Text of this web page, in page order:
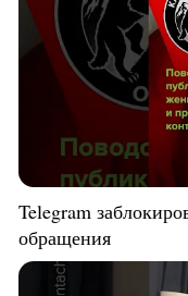
Telegram
обращения